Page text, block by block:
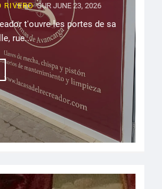
RIVEROSUR JUNE 23, 2026
t'ouvre les portes de sa
rue...